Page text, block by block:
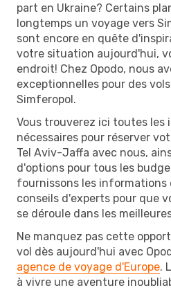
part en Ukraine? Certains
longtemps un voyage vers
sont encore en quête
votre situation aujourd'hui,
endroit! Chez Opodo, nous
exceptionnelles pour des
Simferopol.
Vous trouverez ici toutes les
nécessaires pour réserver
Tel Aviv-Jaffa avec nous,
d'options pour tous les
fournissons les informations
conseils d'experts pour que
se déroule dans les
Ne manquez pas cette
vol dès aujourd'hui avec
agence de voyage d'Europe.
à vivre une aventure